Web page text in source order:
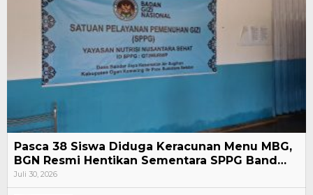
Pasca 38 Siswa Diduga Keracunan Menu MBG,
BGN Resmi Hentikan Sementara SPPG Band…
Juli 30, 2026